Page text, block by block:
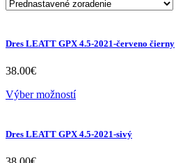
Dres LEATT GPX 4.5-2021-červeno čierny
38.00€
Výber možností
Dres LEATT GPX 4.5-2021-sivý